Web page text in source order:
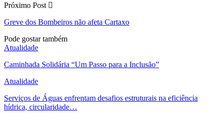
Próximo Post
Greve dos Bombeiros não afeta Cartaxo
Pode gostar também
Atualidade
Caminhada Solidária “Um Passo para a Inclusão”
Atualidade
Serviços de Águas enfrentam desafios estruturais na eficiência
hídrica, circularidade…